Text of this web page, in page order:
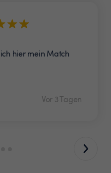
hier mein Match
Vor 3 Tagen